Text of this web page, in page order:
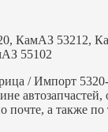
КамАЗ 53212,
55102
/ Импорт
автозапчастей,
почте, а также